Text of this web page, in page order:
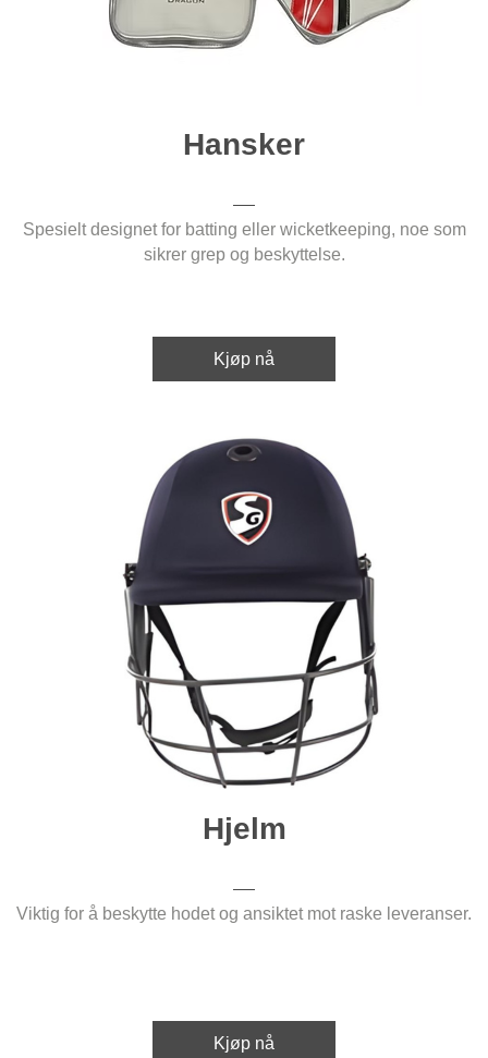
Hansker
Spesielt designet for batting eller wicketkeeping, noe som
sikrer grep og beskyttelse.
Kjøp nå
Hjelm
Viktig for å beskytte hodet og ansiktet mot raske leveranser.
Kjøp nå